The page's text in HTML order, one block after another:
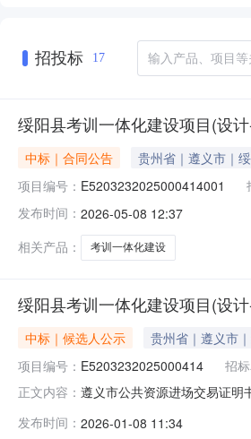
招投标 17
绥阳县考训一体化建设项目(设
中标｜合同公告 贵州省｜遵义市｜
项目编号： E5203232025000414001
发布时间： 2026-05-08 12:37
相关产品：
考训一体化建设
绥阳县考训一体化建设项目(设
中标｜候选人公示 贵州省｜遵义市
项目编号： E5203232025000414 招
正文内容： 遵义市公共资源进场交易证明
腾辉汽车产业发展有限责任
发布时间： 2026-01-08 11:34